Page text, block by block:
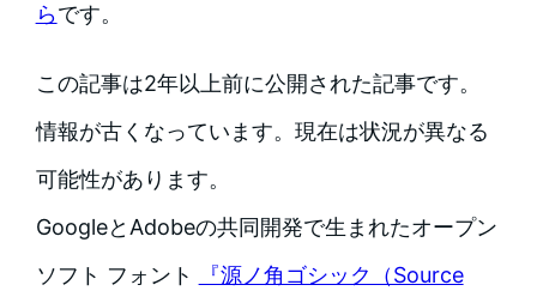
らです。
この記事は2年以上前に公開された記事です。
情報が古くなっています。現在は状況が異なる
可能性があります。
GoogleとAdobeの共同開発で生まれたオープン
ソフト フォント
『源ノ角ゴシック（Source